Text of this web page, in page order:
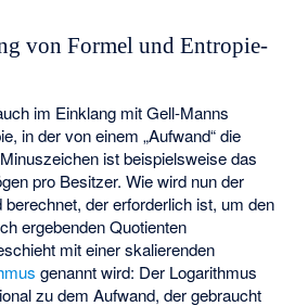
von Formel und Entropie-
im Einklang mit Gell-Manns
in der von einem „Aufwand“ die
istbeispielsweise das
pro Besitzer. Wie wird nun der
der erforderlich ist, um den
ergebenden Quotienten
mit einer skalierenden
genannt wird: Der Logarithmus
zu dem Aufwand, der gebraucht